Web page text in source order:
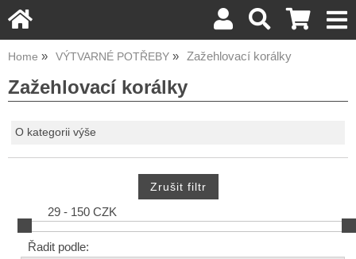
Home VÝTVARNÉ POTŘEBY Zažehlovací korálky
Zažehlovací korálky
O kategorii výše
29 - 150 CZK
Řadit podle: